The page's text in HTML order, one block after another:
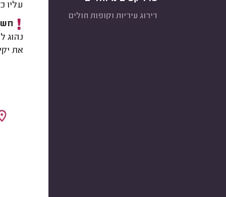
דירוג עיריות וקופות חולים
עליו
נהוג
את